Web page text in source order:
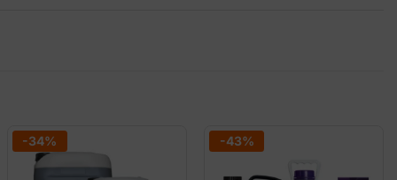
-34% -43%